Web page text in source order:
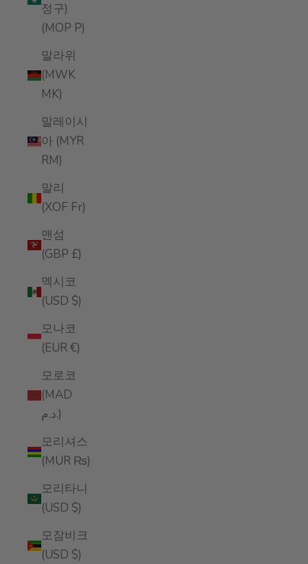
정구)
(MOP P)
말라위
(MWK
MK)
말레이시
아 (MYR
RM)
말리
(XOF Fr)
맨섬
(GBP £)
멕시코
(USD $)
모나코
(EUR €)
모로코
(MAD
د.م.)
모리셔스
(MUR ₨)
모리타니
(USD $)
모잠비크
(USD $)